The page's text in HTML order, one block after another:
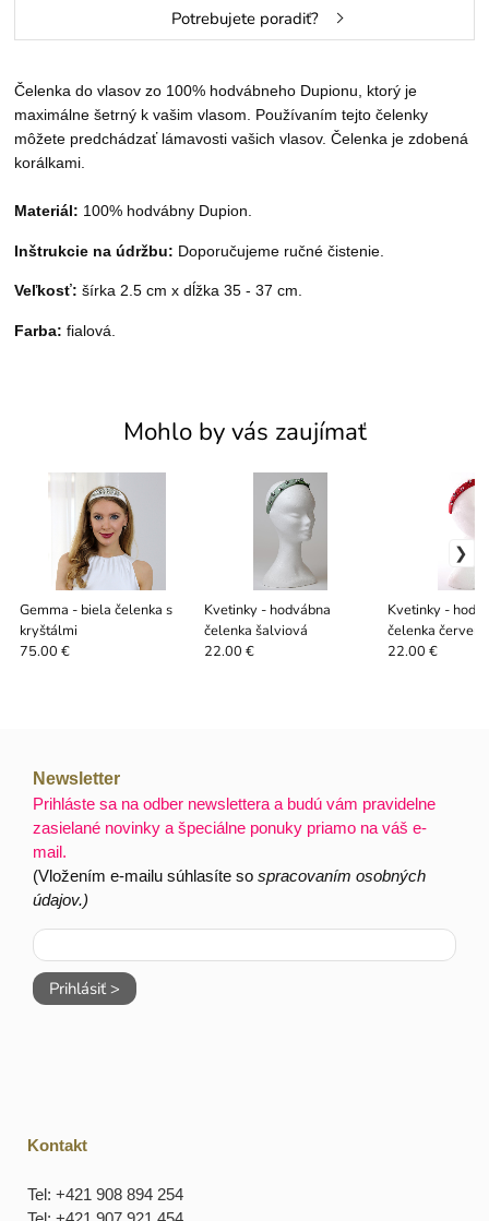
Potrebujete poradiť?
Čelenka do vlasov zo 100% hodvábneho Dupionu, ktorý je
maximálne šetrný k vašim vlasom. Používaním tejto čelenky
môžete predchádzať lámavosti vašich vlasov. Čelenka je zdobená
korálkami.
Materiál: 100% hodvábny Dupion.
Inštrukcie na údržbu: Doporučujeme ručné čistenie
Veľkosť:šírka 2.5 cm x dĺžka 35 - 37 cm.
Farba:fialová.
Mohlo by vás zaujímať
Gemma - biela čelenka s
kryštálmi
75.00 €
Kvetinky - hodvábna
čelenka šalviová
22.00 €
Kvetinky -
čelenka červená
22.00 €
Newsletter
Prihláste sa na odber newslettera a budú vám pravidelne
zasielané novinky a špeciálne ponuky priamo na váš e-
mail.
(Vložením e-mailu súhlasíte sospracovaním osobných
údajov.)
Prihlásiť >
Kontakt
Tel: +421 908 894 254